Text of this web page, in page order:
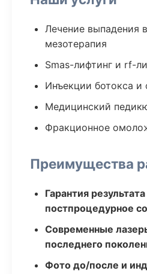
Лечение выпадения
мезотерапия
Smas-лифтинг и rf-
Инъекции ботокса и
Медицинский
Фракционное
Преимущества
Гарантия результата
постпроцедурное
Современные
последнего
Фото до/после и